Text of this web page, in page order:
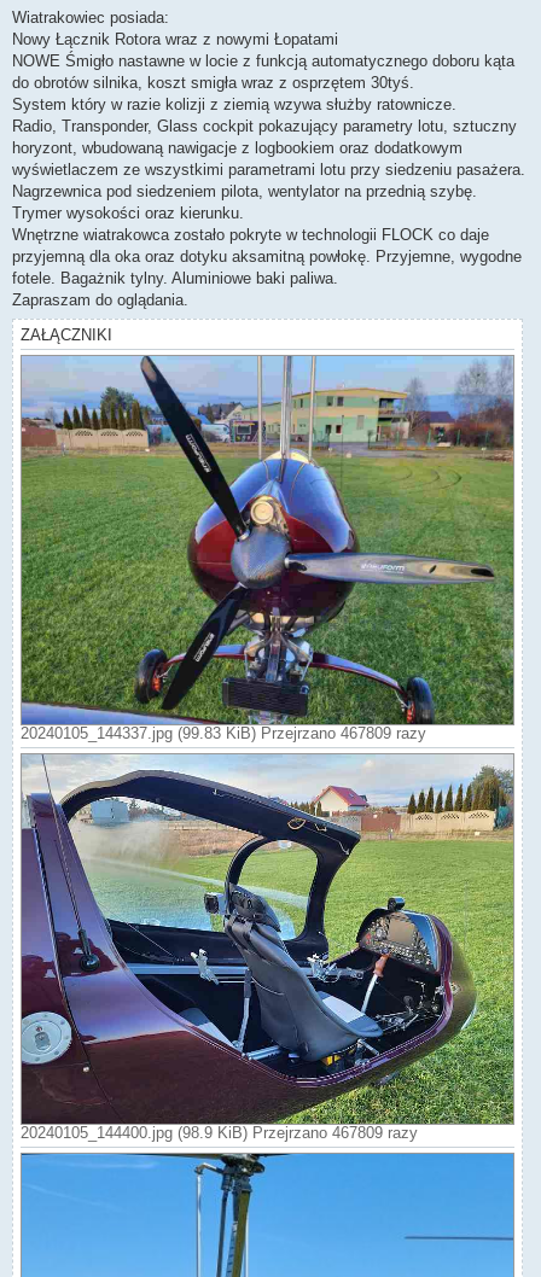
Wiatrakowiec posiada:
Nowy Łącznik Rotora wraz z nowymi Łopatami
NOWE Śmigło nastawne w locie z funkcją automatycznego doboru kąta
do obrotów silnika, koszt smigła wraz z osprzętem 30tyś.
System który w razie kolizji z ziemią wzywa służby ratownicze.
Radio, Transponder, Glass cockpit pokazujący parametry lotu, sztuczny
horyzont, wbudowaną nawigacje z logbookiem oraz dodatkowym
wyświetlaczem ze wszystkimi parametrami lotu przy siedzeniu pasażera.
Nagrzewnica pod siedzeniem pilota, wentylator na przednią szybę.
Trymer wysokości oraz kierunku.
Wnętrzne wiatrakowca zostało pokryte w technologii FLOCK co daje
przyjemną dla oka oraz dotyku aksamitną powłokę. Przyjemne, wygodne
fotele. Bagażnik tylny. Aluminiowe baki paliwa.
Zapraszam do oglądania.
ZAŁĄCZNIKI
20240105_144337.jpg (99.83 KiB) Przejrzano 467809 razy
20240105_144400.jpg (98.9 KiB) Przejrzano 467809 razy